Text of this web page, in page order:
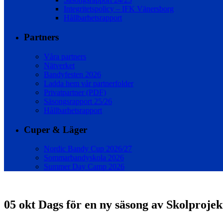
Integritetspolicy – IFK Vänersborg
Hållbarhetsrapport
Partners
Våra partners
Nätverket
Bandyfesten 2026
Ladda hem vår partnerfolder
Privatpartner (PDF)
Säsongsrapport 25/26
Hållbarhetsrapport
Cuper & Läger
Nordic Bandy Cup 2026/27
Sommarbandyskola 2026
Summer Day Camp 2026
05 okt Dags för en ny säsong av